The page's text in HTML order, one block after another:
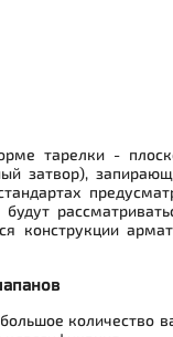
тарелки -
затвор),
конструкции
количество